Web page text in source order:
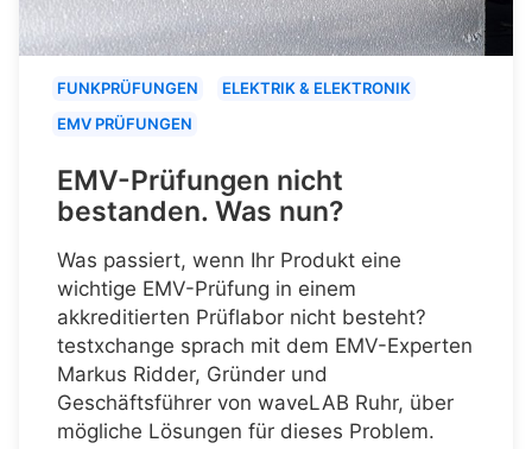
FUNKPRÜFUNGEN
ELEKTRIK & ELEKTRONIK
EMV PRÜFUNGEN
EMV-Prüfungen nicht
bestanden. Was nun?
Was passiert, wenn Ihr Produkt eine
wichtige EMV-Prüfung in einem
akkreditierten Prüflabor nicht besteht?
testxchange sprach mit dem EMV-Experten
Markus Ridder, Gründer und
Geschäftsführer von waveLAB Ruhr, über
mögliche Lösungen für dieses Problem.